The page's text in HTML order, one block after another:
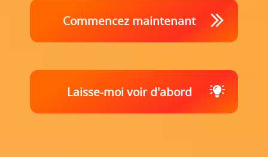
Commencez maintenant
Laisse-moi voir d'abord